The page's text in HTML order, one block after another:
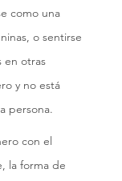
como una
o sentirse
en otras
y no está
persona.
con el
la forma de